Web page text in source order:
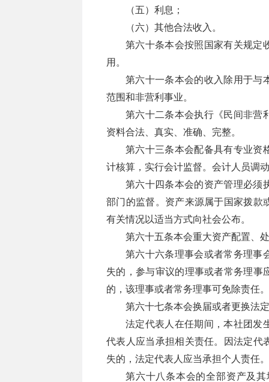
（五）利息；
（六）其他合法收入。
第六十条本会按照国家有关规定
用。
第六十一条本会的收入除用于与
范围和非营利事业。
第六十二条本会执行《民间非营
资料合法、真实、准确、完整。
第六十三条本会配备具有专业资
计核算，实行会计监督。会计人员调
第六十四条本会的资产管理必须
部门的监督。资产来源属于国家拨款
有关情况以适当方式向社会公布。
第六十五条本会重大资产配置、
第六十六条理事会或者常务理事
失的，参与审议的理事或者常务理事
的，该理事或者常务理事可免除责任。
第六十七条本会换届或者更换法
法定代表人在任期间，本社团发
代表人应当承担相关责任。因法定代
失的，法定代表人应当承担个人责任。
第六十八条本会的全部资产及